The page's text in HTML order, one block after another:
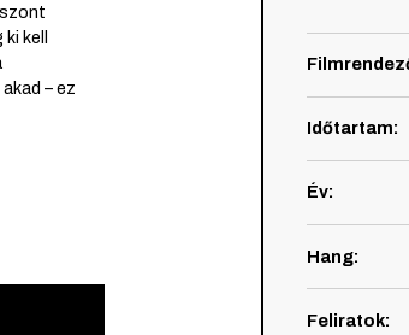
ki kell
– ez
Időtartam:
Év:
Hang:
Feliratok: